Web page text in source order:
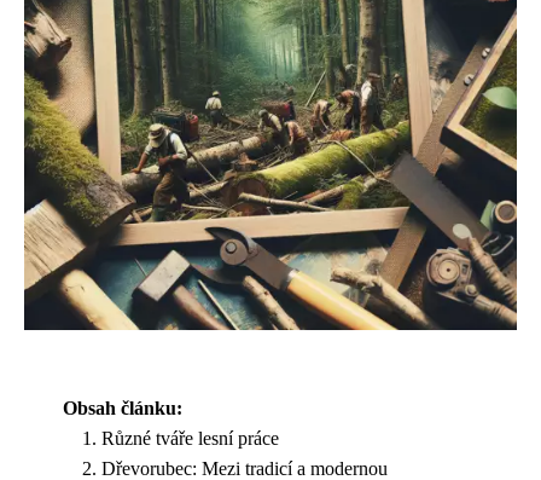
Obsah článku:
Různé tváře lesní práce
Dřevorubec: Mezi tradicí a modernou